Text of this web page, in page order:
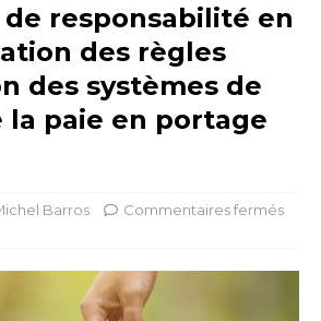
de responsabilité en
des règles
des systèmes de
la paie en portage
Barros Commentaires fermés